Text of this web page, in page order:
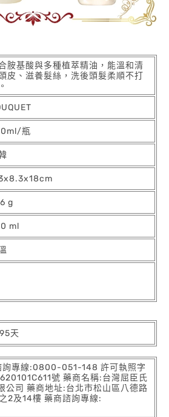
胺基酸與多種植萃精油，能溫和清
皮、滋養髮絲，洗後頭髮柔順不打
瓶
g
ml
天
詢專線:0800-051-148 許可執照字
號 藥商名稱:台灣屈臣氏
公司 藥商地址:台北市松山區八德路
2及14樓 藥商諮詢專線: